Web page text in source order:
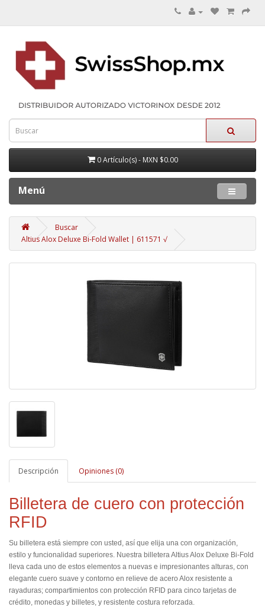
0 Artículo(s) - MXN $0.00
Menú
Buscar
Altius Alox Deluxe Bi-Fold Wallet | 611571 √
Descripción Opiniones (0)
Billetera de cuero con protección
RFID
Su billetera está siempre con usted, así que elija una con organización,
estilo y funcionalidad superiores. Nuestra billetera Altius Alox Deluxe Bi-Fold
lleva cada uno de estos elementos a nuevas e impresionantes alturas, con
elegante cuero suave y contorno en relieve de acero Alox resistente a
rayaduras; compartimientos con protección RFID para cinco tarjetas de
crédito, monedas y billetes, y resistente costura reforzada.